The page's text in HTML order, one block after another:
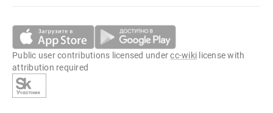
Public user contributions licensed undercc-wiki license with
attribution required